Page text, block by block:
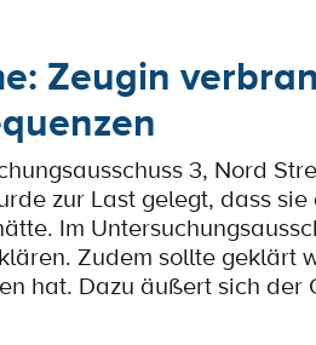
Zeugin
3, Nord
zur Last gelegt, dass
Im
Zudem sollte geklärt
hat. Dazu äußert sich der